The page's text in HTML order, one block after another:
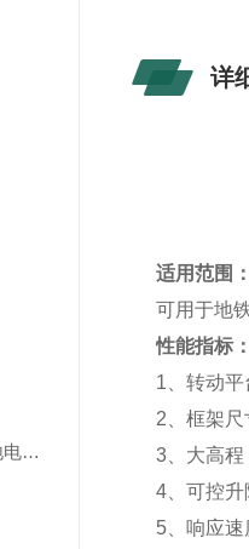
土壤电阻率测试仪/接地电阻测试仪
详
适用范围
可用于地
性能指标
1 、转动
2 、框架
3 、大高
4 、可控
5 、响应